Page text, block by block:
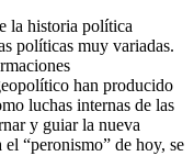
la historia política
políticas muy variadas.
han producido
luchas internas de las
y guiar la nueva
“peronismo” de hoy, se